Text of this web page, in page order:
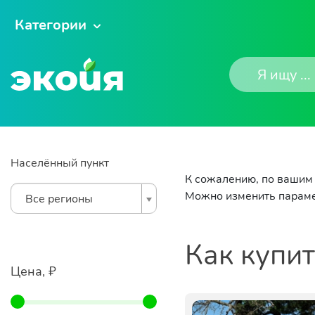
Категории
Населённый пункт
Все регионы
Цена, ₽
К сожалению, по вашим
Можно изменить
Как